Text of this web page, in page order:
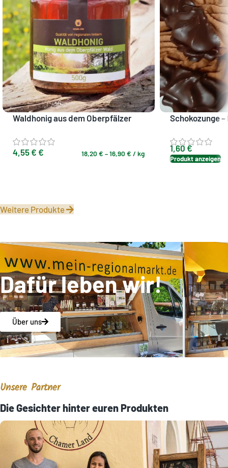
Waldhonig aus dem Oberpfälzer
4,55 € € 18,20 € –16,90 € /kg
Schokozunge
1,60 €
Produkt anzeigen
Weitere Produkte
Dafür leben wir!
Über uns
Unsere Partner
Die Gesichter hinter euren Produkten